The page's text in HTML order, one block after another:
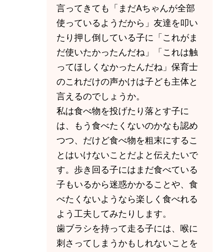
言ってきても「まだAちゃんが全部
使っているようだから」友達を叩い
たり押し倒している子に「これがま
だ使いたかったんだね」「これは触
ってほしくなかったんだね」保育士
のこれだけの声かけは子ども主体と
言えるのでしょうか。
私は食べ物を投げたり落とす子に
は、もう食べたくないのかなも認め
つつ、だけど食べ物を粗末にするこ
とはいけないことだよと伝えたいで
す。歩き回る子にはまだ食べている
子もいるから迷惑かかることや、食
べたくないようなら楽しく食べれる
よう工夫してみたりします。
歯ブラシを持って走る子には、喉に
刺さってしまうかもしれないことを